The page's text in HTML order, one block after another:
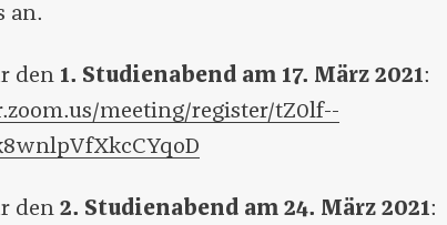
an.
den 1. Studienabend am 17. März 2021:
meeting/register/tZ0lf--
den 2. Studienabend am 24. März 2021: